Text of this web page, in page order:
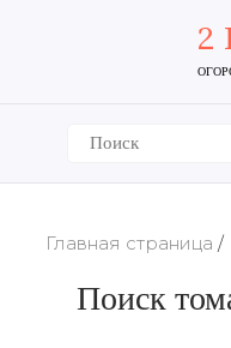
2
Главная страница /
Поиск